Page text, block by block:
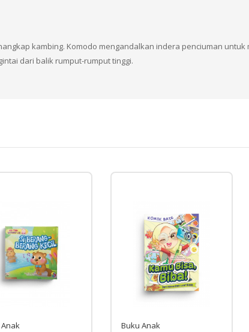
kambing. Komodo mengandalkan indera penciuman untuk
dari balik rumput-rumput tinggi.
Buku Anak